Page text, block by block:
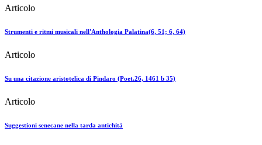
Articolo
Strumenti e ritmi musicali nell'Anthologia Palatina(6, 51; 6, 64)
Articolo
Su una citazione aristotelica di Pindaro (Poet.26, 1461 b 35)
Articolo
Suggestioni senecane nella tarda antichità